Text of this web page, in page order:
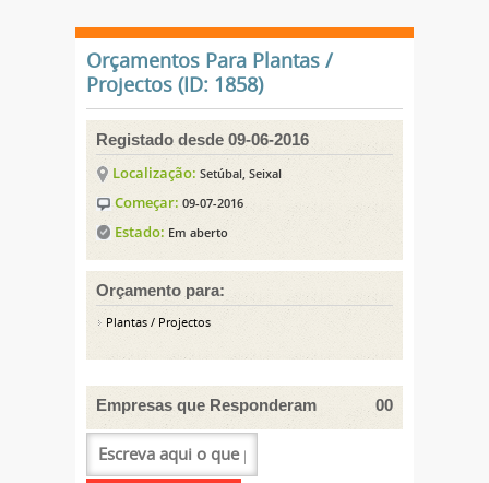
Orçamentos Para Plantas /
Projectos (ID: 1858)
Registado desde 09-06-2016
Localização: Setúbal, Seixal
Começar: 09-07-2016
Estado: Em aberto
Orçamento para:
Plantas / Projectos
Empresas que Responderam 00